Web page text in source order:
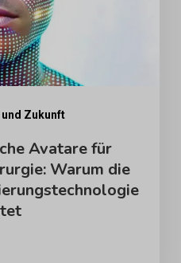
und Zukunft
Avatare für
Warum die